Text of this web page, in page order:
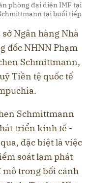
phòng đại diện IMF tại
tại buổi tiếp
Ngân hàng Nhà
đốc NHNN Phạm
Schmittmann,
Tiền tệ quốc tế
Schmittmann
triển kinh tế -
đặc biệt là việc
soát lạm phát
trong bối cảnh